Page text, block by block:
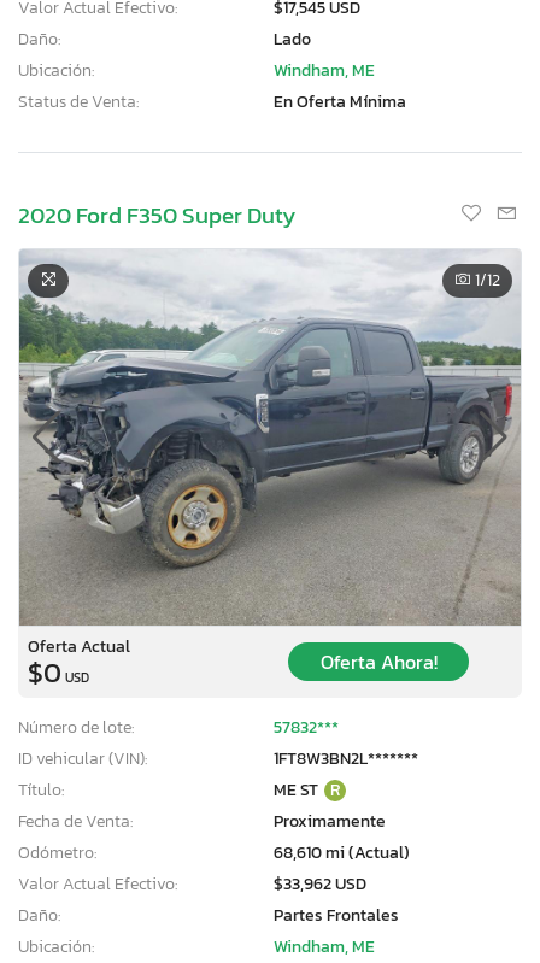
Valor Actual Efectivo:
$17,545 USD
Daño:
Lado
Ubicación:
Windham, ME
Status de Venta:
En Oferta Mínima
2020 Ford F350 Super Duty
1/12
Oferta Actual
$0 USD
Oferta Ahora!
Número de lote:
57832***
ID vehicular (VIN):
1FT8W3BN2L*******
Título:
ME ST R
Fecha de Venta:
Proximamente
Odómetro:
68,610 mi (Actual)
Valor Actual Efectivo:
$33,962 USD
Daño:
Partes Frontales
Ubicación:
Windham, ME